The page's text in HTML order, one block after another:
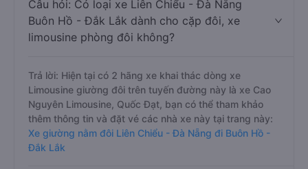
Câu hỏi: Có loại xe Liên Chiểu - Đà Nẵng
Buôn Hồ - Đắk Lắk dành cho cặp đôi, xe
limousine phòng đôi không?
Trả lời: Hiện tại có 2 hãng xe khai thác dòng xe
Limousine giường đôi trên tuyến đường này là xe Cao
Nguyên Limousine, Quốc Đạt, bạn có thể tham khảo
thêm thông tin và đặt vé các nhà xe này tại trang này:
Xe giường nằm đôi Liên Chiểu - Đà Nẵng đi Buôn Hồ -
Đắk Lắk